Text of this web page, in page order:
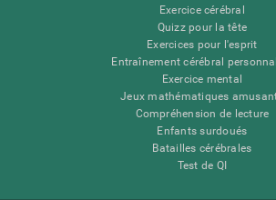
Exercice cérébral
Quizz pour la tête
Exercices pour l'esprit
Entraînement cérébral
Exercice mental
Jeux mathématiques
Compréhension de lecture
Enfants surdoués
Batailles cérébrales
Test de QI